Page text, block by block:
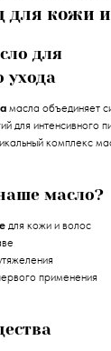
для кожи и
для
ухода
масла объединяет
для интенсивного
комплекс
масло?
для кожи и волос
применения